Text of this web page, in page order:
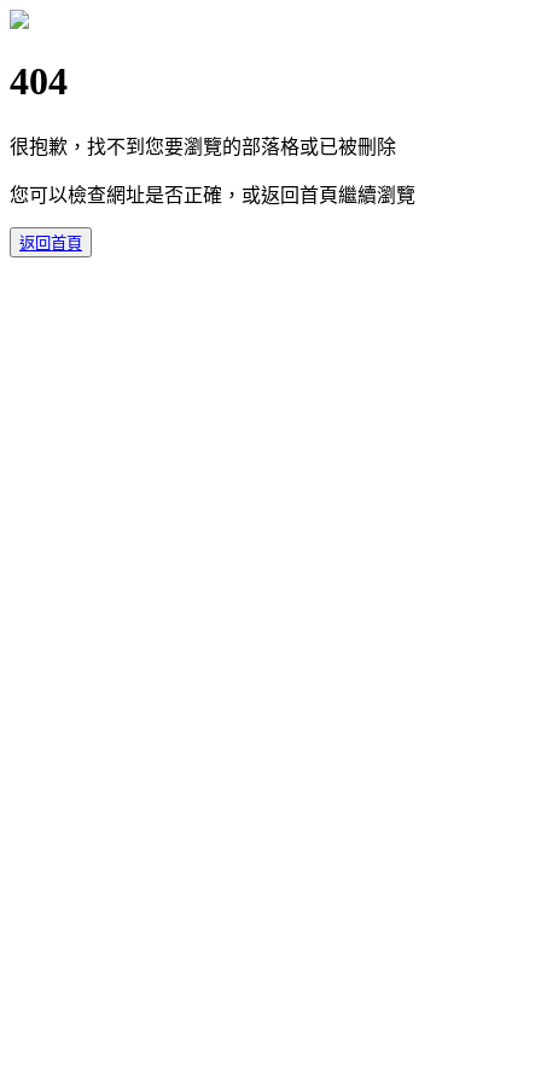
404
很抱歉，找不到您要瀏覽的部落格或已被刪除
您可以檢查網址是否正確，或返回首頁繼續瀏覽
返回首頁